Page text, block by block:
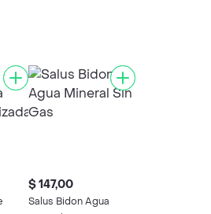
$ 147,00
Salus Bidon Agua